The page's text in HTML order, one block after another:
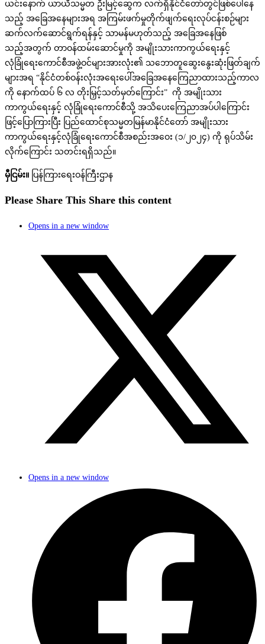
ယင်းနောက် ယာယီသမ္မတ ဦးမြင့်ဆွေက လက်ရှိနိုင်ငံတော်တွင်ဖြစ်ပေါ်နေ
သည့် အခြေအနေများအရ အကြမ်းဖက်မှုတိုက်ဖျက်ရေးလုပ်ငန်းစဉ်များ
ဆက်လက်ဆောင်ရွက်ရန်နှင့် သာမန်မဟုတ်သည့် အခြေအနေဖြစ်
သည့်အတွက် တာဝန်ထမ်းဆောင်မှုကို အမျိုးသားကာကွယ်ရေးနှင့်
လုံခြုံရေးကောင်စီအဖွဲ့ဝင်များအားလုံး၏ သဘောတူဆွေးနွေးဆုံးဖြတ်ချက်
များအရ “နိုင်ငံတစ်ဝန်းလုံးအရေးပေါ်အခြေအနေကြေညာထားသည့်ကာလ
ကို နောက်ထပ် ၆ လ တိုးမြှင့်သတ်မှတ်ကြောင်း” ကို အမျိုးသား
ကာကွယ်ရေးနှင့် လုံခြုံရေးကောင်စီသို့ အသိပေးကြေညာအပ်ပါကြောင်း
ဖြင့်ပြောကြားပြီး ပြည်ထောင်စုသမ္မတမြန်မာနိုင်ငံတော် အမျိုးသား
ကာကွယ်ရေးနှင့်လုံခြုံရေးကောင်စီအစည်းအဝေး (၁/၂၀၂၄) ကို ရုပ်သိမ်း
လိုက်ကြောင်း သတင်းရရှိသည်။
မှီငြမ်း။ ပြန်ကြားရေးဝန်ကြီးဌာန
Please Share This Share this content
Opens in a new window
Opens in a new window